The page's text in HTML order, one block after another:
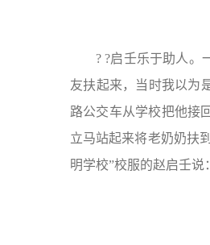
? ?启壬乐于助人。
友扶起来，当时我以为
路公交车从学校把他接
立马站起来将老奶奶扶
明学校”校服的赵启壬说